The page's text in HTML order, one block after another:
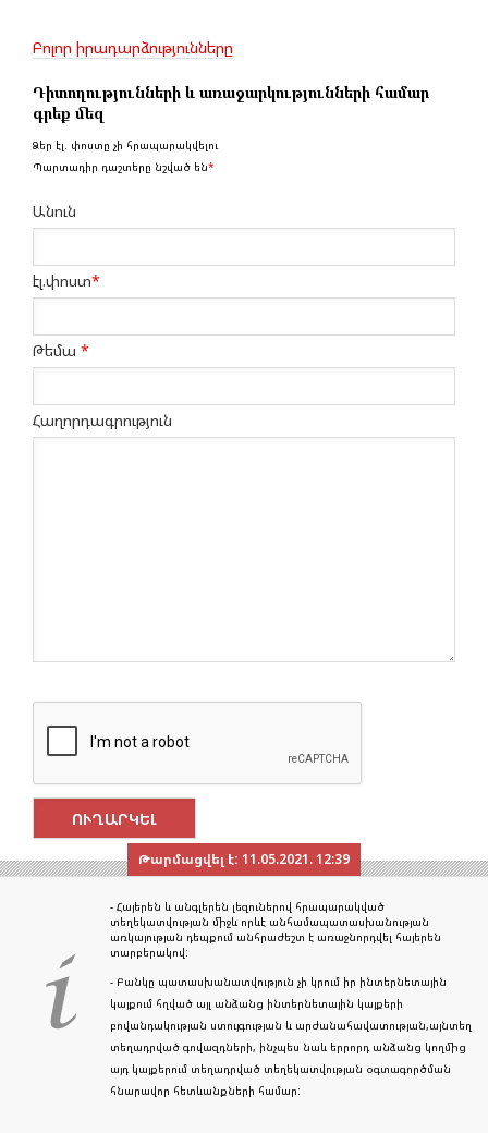
Բոլոր իրադարձությունները
Դիտողությունների և առաջարկությունների համար
գրեք մեզ
Ձեր էլ. փոստը չի հրապարակվելու
Պարտադիր դաշտերը նշված են*
Անուն
էլ.փոստ*
Թեմա *
Հաղորդագրություն
Թարմացվել է: 11.05.2021. 12:39
- Հայերեն և անգլերեն լեզուներով հրապարակված
տեղեկատվության միջև որևէ անհամապատասխանության
առկայության դեպքում անհրաժեշտ է առաջնորդվել հայերեն
տարբերակով:
- Բանկը պատասխանատվություն չի կրում իր ինտերնետային
կայքում հղված այլ անձանց ինտերնետային կայքերի
բովանդակության ստույգության և արժանահավատության,այնտեղ
տեղադրված գովազդների, ինչպես նաև երրորդ անձանց կողմից
այդ կայքերում տեղադրված տեղեկատվության օգտագործման
հնարավոր հետևանքների համար: